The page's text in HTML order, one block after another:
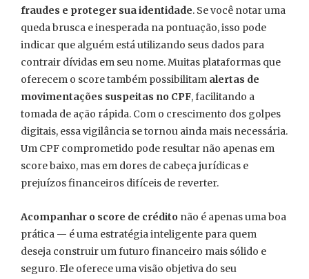
fraudes e proteger sua identidade. Se você notar uma
queda brusca e inesperada na pontuação, isso pode
indicar que alguém está utilizando seus dados para
contrair dívidas em seu nome. Muitas plataformas que
oferecem o score também possibilitam alertas de
movimentações suspeitas no CPF, facilitando a
tomada de ação rápida. Com o crescimento dos golpes
digitais, essa vigilância se tornou ainda mais necessária.
Um CPF comprometido pode resultar não apenas em
score baixo, mas em dores de cabeça jurídicas e
prejuízos financeiros difíceis de reverter.
Acompanhar o score de crédito não é apenas uma boa
prática — é uma estratégia inteligente para quem
deseja construir um futuro financeiro mais sólido e
seguro. Ele oferece uma visão objetiva do seu